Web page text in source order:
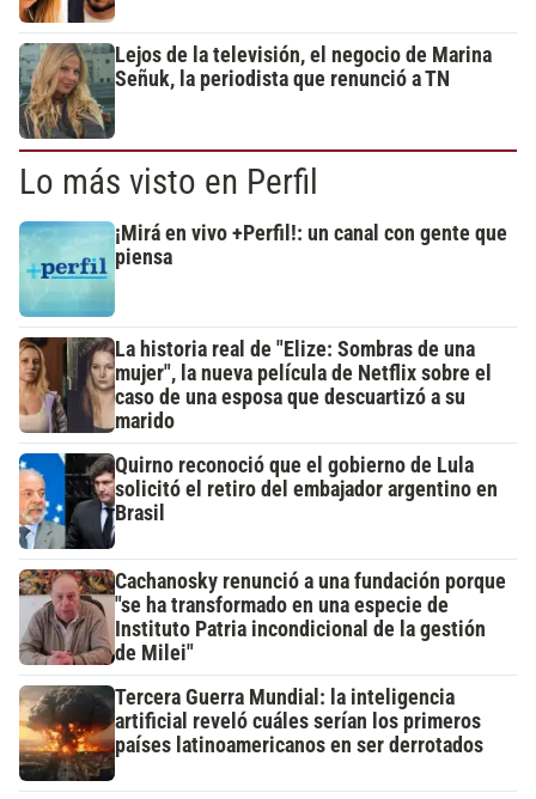
Lejos de la televisión, el negocio de Marina
Señuk, la periodista que renunció a TN
Lo más visto en Perfil
¡Mirá en vivo +Perfil!: un canal con gente que
piensa
La historia real de "Elize: Sombras de una
mujer", la nueva película de Netflix sobre el
caso de una esposa que descuartizó a su
marido
Quirno reconoció que el gobierno de Lula
solicitó el retiro del embajador argentino en
Brasil
Cachanosky renunció a una fundación porque
"se ha transformado en una especie de
Instituto Patria incondicional de la gestión
de Milei"
Tercera Guerra Mundial: la inteligencia
artificial reveló cuáles serían los primeros
países latinoamericanos en ser derrotados